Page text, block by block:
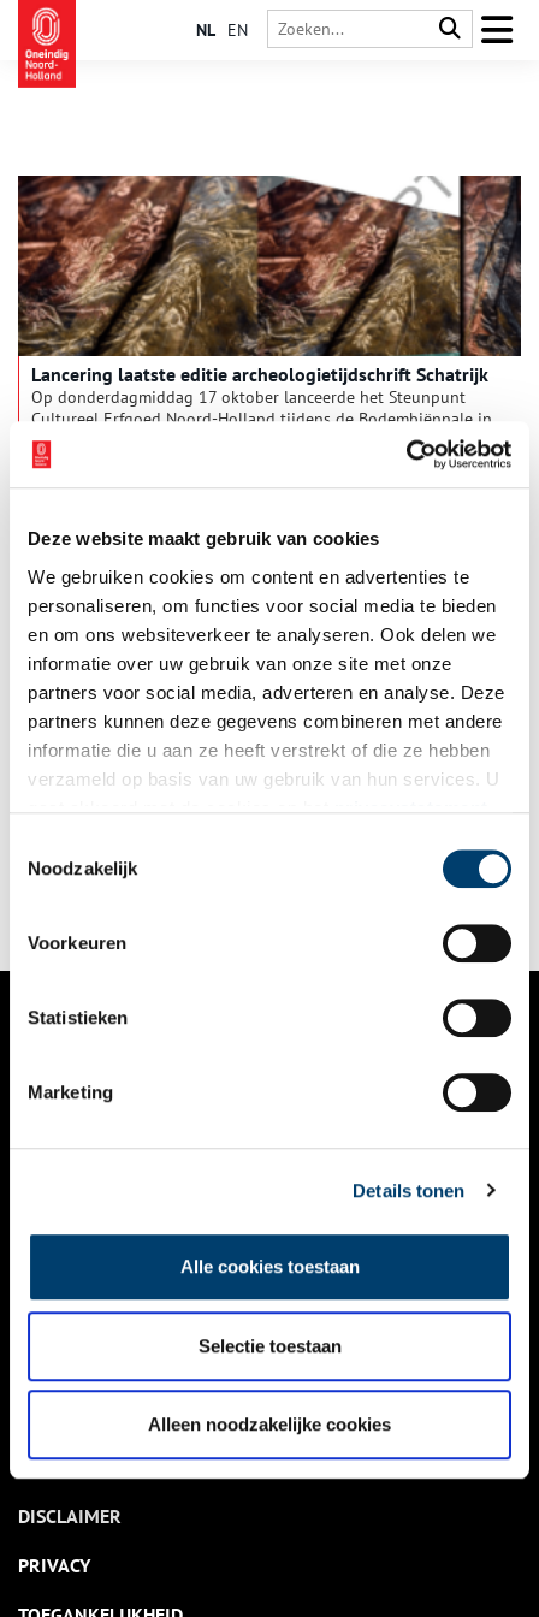
Deze website maakt gebruik van cookies
We gebruiken cookies om content en advertenties te
personaliseren, om functies voor social media te bieden
en om ons websiteverkeer te analyseren. Ook delen we
informatie over uw gebruik van onze site met onze
partners voor social media, adverteren en analyse. Deze
partners kunnen deze gegevens combineren met andere
informatie die u aan ze heeft verstrekt of die ze hebben
verzameld op basis van uw gebruik van hun services. U
Noodzakelijk
Voorkeuren
Statistieken
Marketing
Details tonen
Alle cookies toestaan
Selectie toestaan
Alleen noodzakelijke cookies
NL EN
Lancering laatste editie archeologietijdschrift Schatrijk
Op donderdagmiddag 17 oktober lanceerde het Steunpunt
Cultureel Erfgoed Noord-Holland tijdens de Bodembiënnale in
de Michaëlskerk in Oosterland de laatste editie van
archeologietijdschrift Schatrijk. In deze editie staat de Rede
van Texel centraal, eeuwenlang een onmisbaar logistiek
honderden schepen lagen hier voor anker, wachtend op een
gunstige wind om uit te varen. Een aantal ligt daar nog altijd,
gezonken tijdens zware stormen: een rijksmuseum op de
bodem van de Waddenzee.
Vondst van de maand: Groot Olmen
Elke maand presenteert Huis van Hilde, het
archeologiecentrum van de provincie Noord-Holland, de
worden ze met een verhaal in het zonnetje gezet. Deze maand
staat Groot Olmen centraal.
NIEUWS
KALENDER
ACTIVITEITEN
NIEUWSBRIEF
DISCLAIMER
PRIVACY